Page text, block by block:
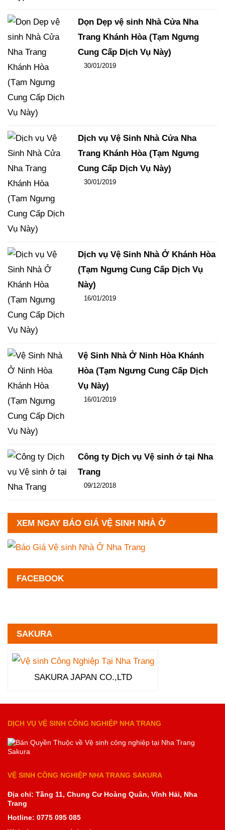
Dọn Dẹp vệ sinh Nhà Cửa Nha
Trang Khánh Hòa (Tạm Ngưng
Cung Cấp Dịch Vụ Này)
Đăng ngày
30/01/2019
Dịch vụ Vệ Sinh Nhà Cửa Nha
Trang Khánh Hòa (Tạm Ngưng
Cung Cấp Dịch Vụ Này)
Đăng ngày
30/01/2019
Dịch vụ Vệ Sinh Nhà Ở Khánh Hòa
(Tạm Ngưng Cung Cấp Dịch Vụ
Này)
Đăng ngày
16/01/2019
Vệ Sinh Nhà Ở Ninh Hòa Khánh
Hòa (Tạm Ngưng Cung Cấp Dịch
Vụ Này)
Đăng ngày
16/01/2019
Công ty Dịch vụ Vệ sinh ở tại Nha
Trang
Đăng ngày
09/12/2018
XEM NGAY BÁO GIÁ VỆ SINH NHÀ Ở
FACEBOOK
SAKURA
SAKURA JAPAN CO.,LTD
DỊCH VỤ VỆ SINH CÔNG NGHIỆP NHA TRANG
VỆ SINH CÔNG NGHIỆP NHA TRANG SAKURA
Địa chỉ: Tầng 11, Chung Cư Hoàng Quân, Vĩnh Hải, Nha
Trang
Hotline: 0775 095 085